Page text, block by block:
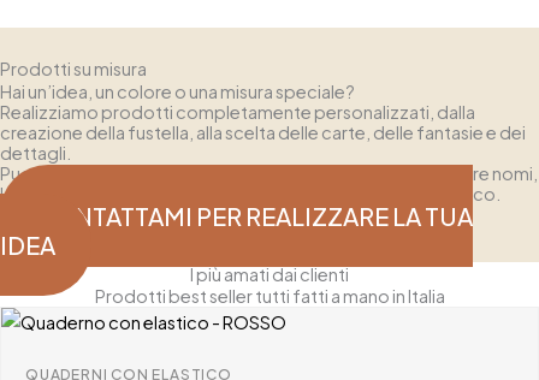
Prodotti su misura
Hai un’idea, un colore o una misura speciale?
Realizziamo prodotti completamente personalizzati, dalla
creazione della fustella, alla scelta delle carte, delle fantasie e dei
dettagli.
Puoi richiedere scatole e contenitori su misura, o aggiungere nomi,
loghi o dediche personalizzate per un risultato davvero unico.
CONTATTAMI PER REALIZZARE LA TUA
IDEA
I più amati dai clienti
Prodotti best seller tutti fatti a mano in Italia
QUADERNI CON ELASTICO